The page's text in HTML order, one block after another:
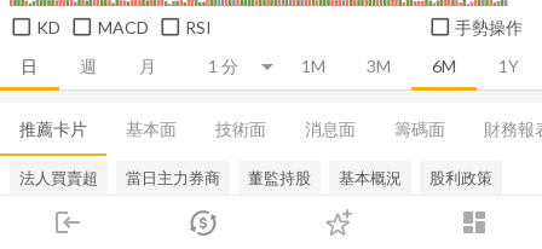
login dashboard
市場 登入
日 週 月 1M 3M 6M 1Y
KD MACD RSI 手勢操作
推薦卡片 基本面 技術面 消息面 籌碼面 財務報
法人買賣超 當日主力券商 董監持股 基本概況 股利政策